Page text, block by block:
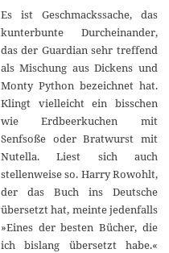
Es ist Geschmackssache, das
kunterbunte Durcheinander,
das der Guardian sehr treffend
als Mischung aus Dickens und
Monty Python bezeichnet hat.
Klingt vielleicht ein bisschen
wie Erdbeerkuchen mit
Senfsoße oder Bratwurst mit
Nutella. Liest sich auch
stellenweise so. Harry Rowohlt,
der das Buch ins Deutsche
übersetzt hat, meinte jedenfalls
»Eines der besten Bücher, die
ich bislang übersetzt habe.«